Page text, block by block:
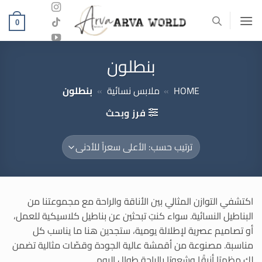
للمحتوى
0
بنطلون
HOME
» ملابس نسائية » بنطلون
فرز وبحث
اكتشفي التوازن المثالي بين الأناقة والراحة مع مجموعتنا من
البناطيل النسائية. سواء كنتِ تبحثين عن بناطيل كلاسيكية للعمل،
أو تصاميم عصرية لإطلالة يومية، ستجدين هنا ما يناسب كل
مناسبة. مصنوعة من أقمشة عالية الجودة وقصّات مثالية تضمن